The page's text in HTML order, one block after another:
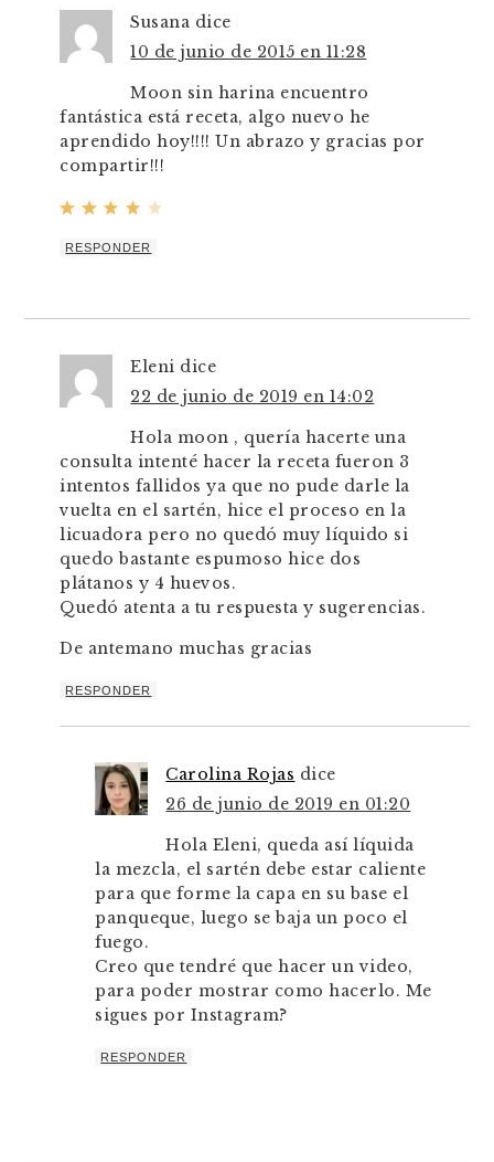
Susana dice
10 de junio de 2015 en 11:28
Moon sin harina encuentro
fantástica está receta, algo nuevo he
aprendido hoy!!!! Un abrazo y gracias por
compartir!!!
RESPONDER
Eleni dice
22 de junio de 2019 en 14:02
Hola moon , quería hacerte una
consulta intenté hacer la receta fueron 3
intentos fallidos ya que no pude darle la
vuelta en el sartén, hice el proceso en la
licuadora pero no quedó muy líquido si
quedo bastante espumoso hice dos
plátanos y 4 huevos.
Quedó atenta a tu respuesta y sugerencias.
De antemano muchas gracias
RESPONDER
Carolina Rojas dice
26 de junio de 2019 en 01:20
Hola Eleni, queda así líquida
la mezcla, el sartén debe estar caliente
para que forme la capa en su base el
panqueque, luego se baja un poco el
fuego.
Creo que tendré que hacer un video,
para poder mostrar como hacerlo. Me
sigues por Instagram?
RESPONDER